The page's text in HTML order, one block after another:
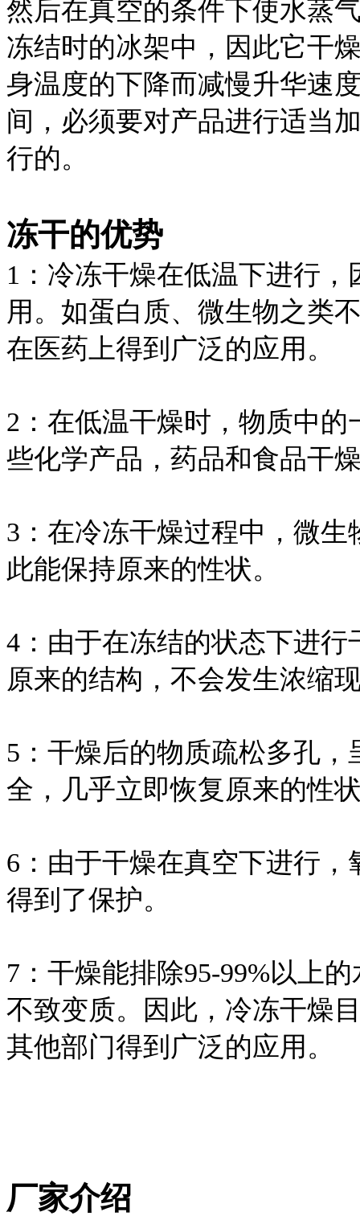
然后在真空的条件下使水蒸
冻结时的冰架中，因此它干
身温度的下降而减慢升华速
间，必须要对产品进行适当
行的。
冻干的优势
1：冷冻干燥在低温下进行
用。如蛋白质、微生物之类
在医药上得到广泛的应用。
2：在低温干燥时，物质中
些化学产品，药品和食品干
3：在冷冻干燥过程中，微
此能保持原来的性状。
4：由于在冻结的状态下进
原来的结构，不会发生浓缩
5：干燥后的物质疏松多孔
全，几乎立即恢复原来的性
6：由于干燥在真空下进行
得到了保护。
7：干燥能排除95-99%以上
不致变质。因此，冷冻干燥
其他部门得到广泛的应用。
厂家介绍